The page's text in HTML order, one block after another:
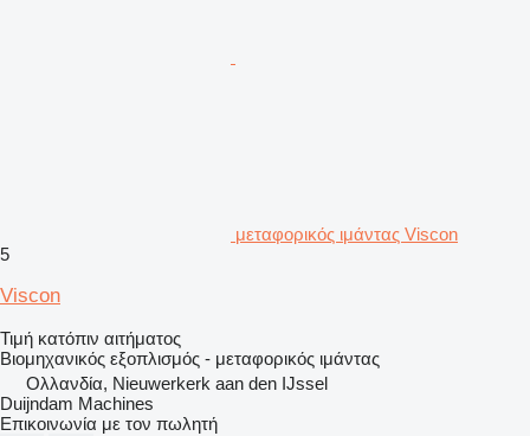
μεταφορικός ιμάντας Viscon
5
Viscon
Τιμή κατόπιν αιτήματος
Βιομηχανικός εξοπλισμός - μεταφορικός ιμάντας
Ολλανδία, Nieuwerkerk aan den IJssel
Duijndam Machines
Επικοινωνία με τον πωλητή